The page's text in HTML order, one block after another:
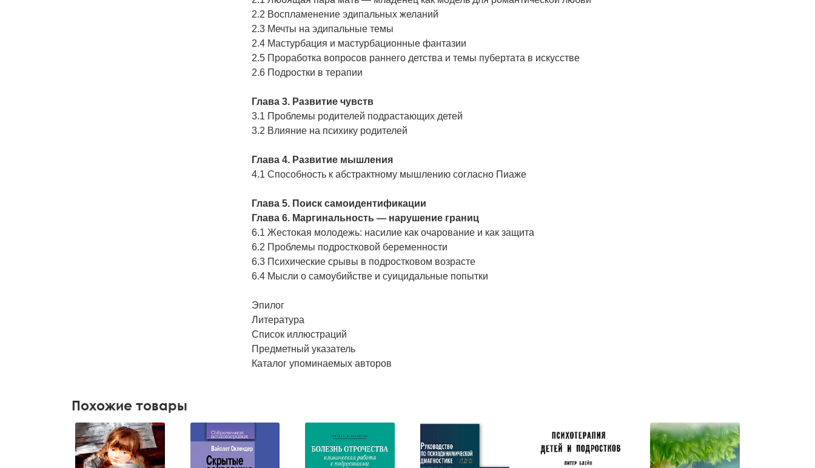
2.2 Воспламенение эдипальных желаний
2.3 Мечты на эдипальные темы
2.4 Мастурбация и мастурбационные фантазии
2.5 Проработка вопросов раннего детства и темы пубертата в искусстве
2.6 Подростки в терапии
Глава 3. Развитие чувств
3.1 Проблемы родителей подрастающих детей
3.2 Влияние на психику родителей
Глава 4. Развитие мышления
4.1 Способность к абстрактному мышлению согласно Пиаже
Глава 5. Поиск самоидентификации
Глава 6. Маргинальность — нарушение границ
6.1 Жестокая молодежь: насилие как очарование и как защита
6.2 Проблемы подростковой беременности
6.3 Психические срывы в подростковом возрасте
6.4 Мысли о самоубийстве и суицидальные попытки
Эпилог
Литература
Список иллюстраций
Предметный указатель
Каталог упоминаемых авторов
Похожие товары